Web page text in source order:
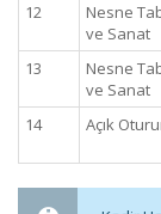
12
Nesne
ve Sanat
13
Nesne
ve Sanat
14 Açık